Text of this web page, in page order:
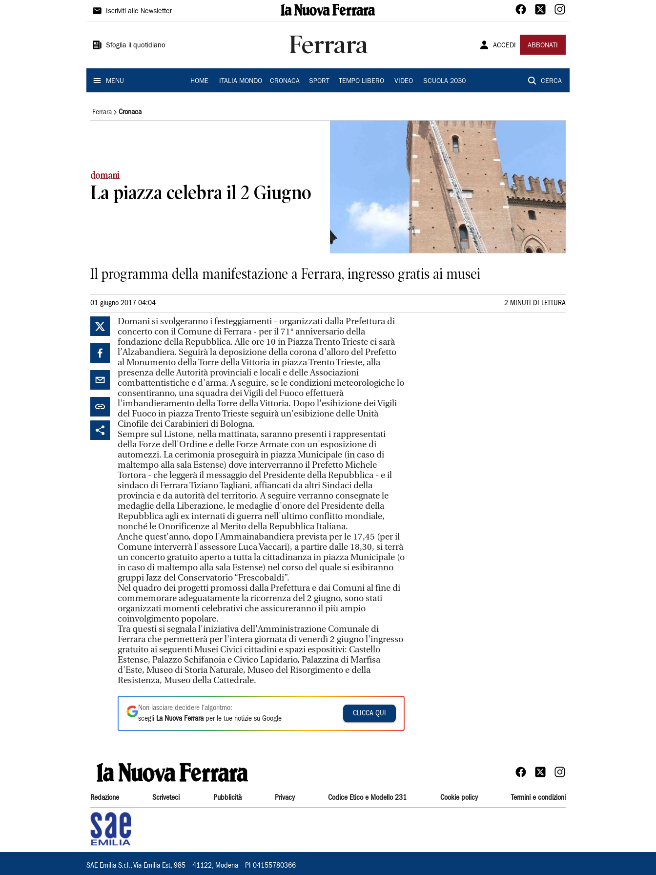
La
Ferrara
Iscriviti alle Newsletter
Sfoglia il quotidiano Ferrara ACCEDI ABBONATI
MENU HOME ITALIA MONDO CRONACA SPORT TEMPO LIBERO VIDEO SCUOLA 2030 CERCA
Ferrara Cronaca
domani
La piazza celebra il 2 Giugno
Il programma della manifestazione a Ferrara, ingresso gratis ai musei
01 giugno 2017 04:04 2 MINUTI DI LETTURA
Domani si svolgeranno i festeggiamenti - organizzati dalla Prefettura di
concerto con il Comune di Ferrara - per il 71° anniversario della
fondazione della Repubblica. Alle ore 10 in Piazza Trento Trieste ci sarà
l’Alzabandiera. Seguirà la deposizione della corona d'alloro del Prefetto
al Monumento della Torre della Vittoria in piazza Trento Trieste, alla
presenza delle Autorità provinciali e locali e delle Associazioni
combattentistiche e d'arma. A seguire, se le condizioni meteorologiche lo
consentiranno, una squadra dei Vigili del Fuoco effettuerà
l'imbandieramento della Torre della Vittoria. Dopo l'esibizione dei Vigili
del Fuoco in piazza Trento Trieste seguirà un'esibizione delle Unità
Cinofile dei Carabinieri di Bologna.
Sempre sul Listone, nella mattinata, saranno presenti i rappresentati
della Forze dell'Ordine e delle Forze Armate con un'esposizione di
automezzi. La cerimonia proseguirà in piazza Municipale (in caso di
maltempo alla sala Estense) dove interverranno il Prefetto Michele
Tortora - che leggerà il messaggio del Presidente della Repubblica - e il
sindaco di Ferrara Tiziano Tagliani, affiancati da altri Sindaci della
provincia e da autorità del territorio. A seguire verranno consegnate le
medaglie della Liberazione, le medaglie d'onore del Presidente della
Repubblica agli ex internati di guerra nell'ultimo conflitto mondiale,
nonché le Onorificenze al Merito della Repubblica Italiana.
Anche quest'anno, dopo l'Ammainabandiera prevista per le 17,45 (per il
Comune interverrà l'assessore Luca Vaccari), a partire dalle 18,30, si terrà
un concerto gratuito aperto a tutta la cittadinanza in piazza Municipale (o
in caso di maltempo alla sala Estense) nel corso del quale si esibiranno
gruppi Jazz del Conservatorio “Frescobaldi”.
Nel quadro dei progetti promossi dalla Prefettura e dai Comuni al fine di
commemorare adeguatamente la ricorrenza del 2 giugno, sono stati
organizzati momenti celebrativi che assicureranno il più ampio
coinvolgimento popolare.
Tra questi si segnala l'iniziativa dell'Amministrazione Comunale di
Ferrara che permetterà per l'intera giornata di venerdì 2 giugno l'ingresso
gratuito ai seguenti Musei Civici cittadini e spazi espositivi: Castello
Estense, Palazzo Schifanoia e Civico Lapidario, Palazzina di Marfisa
d'Este, Museo di Storia Naturale, Museo del Risorgimento e della
Resistenza, Museo della Cattedrale.
Non lasciare decidere l'algoritmo:
scegli La Nuova Ferrara per le tue notizie su Google
CLICCA QUI
Redazione Scriveteci Pubblicità Privacy Codice Etico e Modello 231 Cookie policy Termini e condizioni
SAE Emilia S.r.l., Via Emilia Est, 985 – 41122, Modena – PI 04155780366